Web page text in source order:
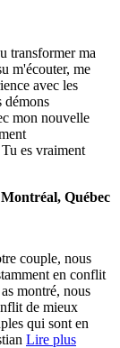
transformer ma
m'écouter, me
avec les
démons
mon nouvelle
es vraiment
Québec
couple, nous
en conflit
montré, nous
de mieux
qui sont en
Lire plus